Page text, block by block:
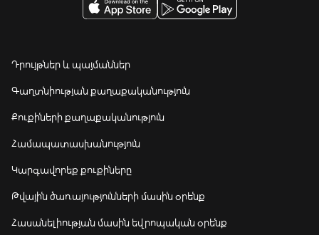
Դրույթներ և պայմաններ
Գաղտնիության քաղաքականություն
Քուքիների քաղաքականություն
Համապատասխանություն
Կարգավորեք քուքիները
Թվային ծառայությունների մասին օրենք
Հասանելիության մասին եվրոպական օրենք